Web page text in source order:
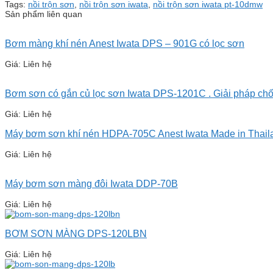
Tags: nồi trộn sơn nồi trộn sơn iwata
nồi trộn sơn iwata pt-10dmw
Sản phẩm liên quan
Bơm màng khí nén Anest Iwata DPS – 901G có lọc sơn
Giá: Liên hệ
Bơm sơn có gắn củ lọc sơn Iwata DPS-1201C . Giải pháp
Giá: Liên hệ
Máy bơm sơn khí nén HDPA-705C Anest Iwata Made in
Giá: Liên hệ
Máy bơm sơn màng đôi Iwata DDP-70B
Giá: Liên hệ
BƠM SƠN MÀNG DPS-120LBN
Giá: Liên hệ